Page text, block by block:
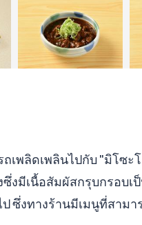
พลิดเพลินไปกับ "มิโซะ
งมีเนื้อสัมผัสกรุบกรอบเ
ซึ่งทางร้านมีเมนูที่สาม